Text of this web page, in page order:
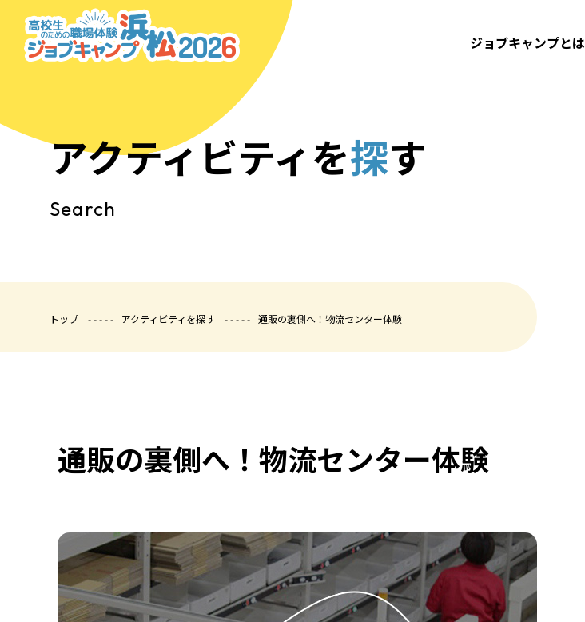
ジョブキャンプとは
アクティビティを探す
Search
トップ アクティビティを探す 通販の裏側へ！物流センター体験
通販の裏側へ！物流センター体験